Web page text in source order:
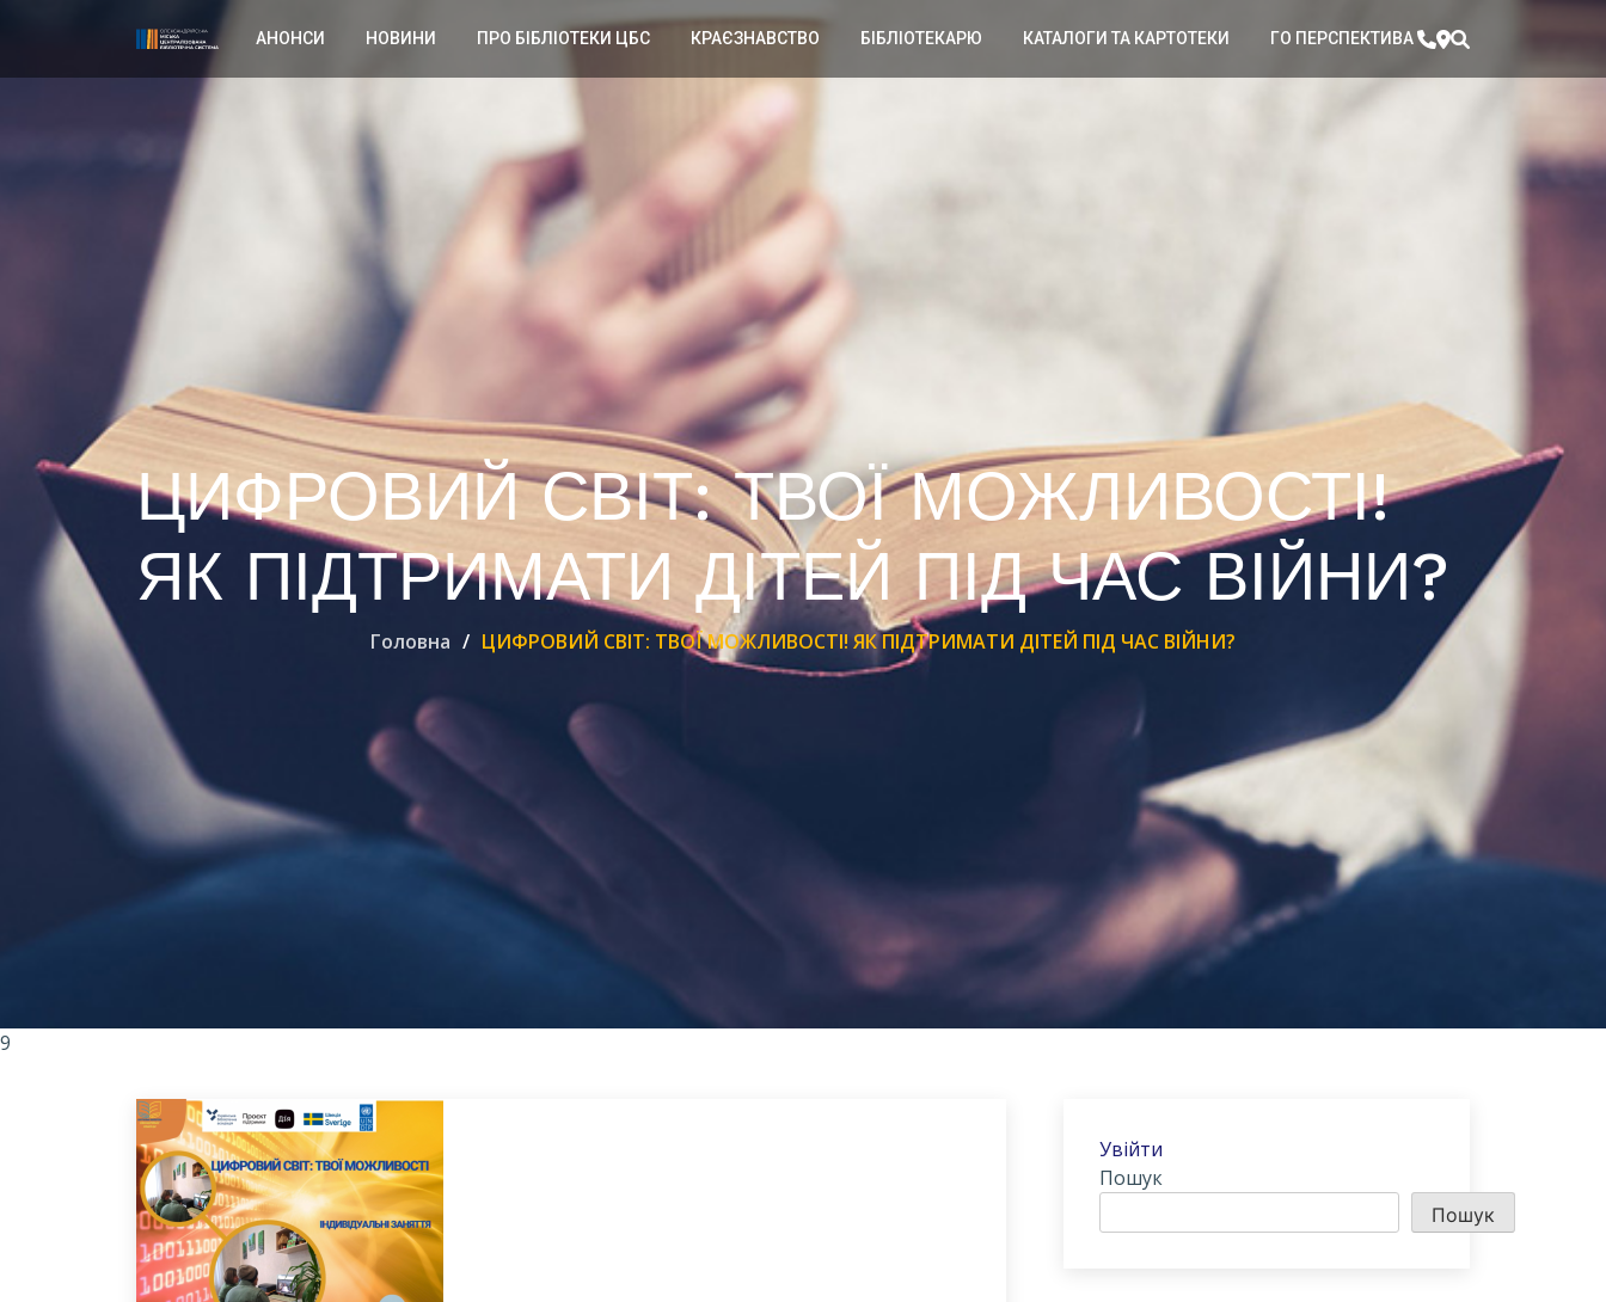
АНОНСИ НОВИНИ ПРО БІБЛІОТЕКИ ЦБС КРАЄЗНАВСТВО БІБЛІОТЕКАРЮ КАТАЛОГИ ТА КАРТОТЕКИ ГО ПЕРСПЕКТИВА
ЦИФРОВИЙ СВІТ: ТВОЇ МОЖЛИВОСТІ!
ЯК ПІДТРИМАТИ ДІТЕЙ ПІД ЧАС ВІЙНИ?
Головна ЦИФРОВИЙ СВІТ: ТВОЇ МОЖЛИВОСТІ! ЯК ПІДТРИМАТИ ДІТЕЙ ПІД ЧАС ВІЙНИ?
9
Увійти
Пошук
Пошук